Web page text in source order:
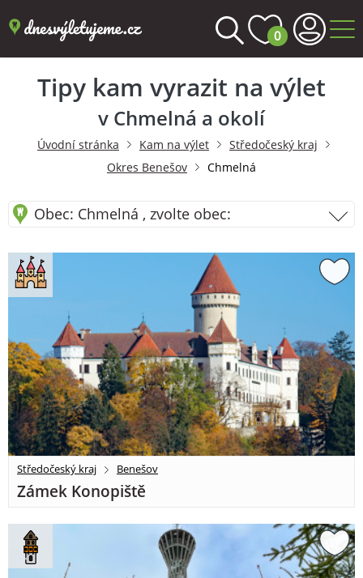
0
Tipy kam vyrazit na výlet
v Chmelná a okolí
Úvodní stránka Kam na výlet
Středočeský kraj
Okres Benešov
Chmelná
Obec: Chmelná , zvolte obec:
Středočeský kraj Benešov
Zámek Konopiště